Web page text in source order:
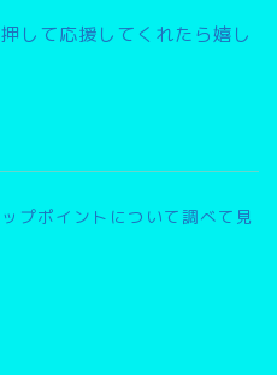
して応援してくれたら嬉し
プポイントについて調べて見